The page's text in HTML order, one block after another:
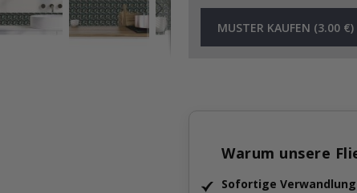
MUSTER KAUFEN (3.00 €)
Warum unsere
Sofortige Verwandlung